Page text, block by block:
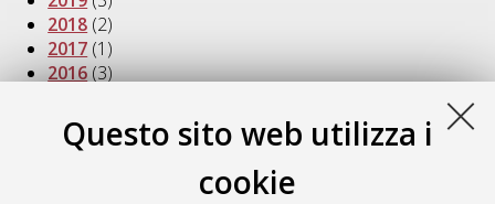
Questo sito web utilizza i
cookie
2018 (2)
2017 (1)
2016(3)
2014
2013(6)